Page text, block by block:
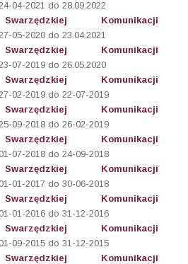
04-2021 do 28.09.2022
Komunikacji
05-2020 do 23.04.2021
Komunikacji
07-2019 do 26.05.2020
Komunikacji
02-2019 do 22-07-2019
Komunikacji
09-2018 do 26-02-2019
Komunikacji
07-2018 do 24-09-2018
Komunikacji
01-2017 do 30-06-2018
Komunikacji
01-2016 do 31-12-2016
Komunikacji
09-2015 do 31-12-2015
Komunikacji